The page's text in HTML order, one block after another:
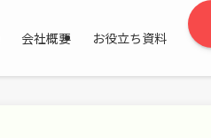
会社概要 お役立ち資料